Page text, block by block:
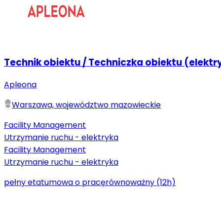
Technik obiektu / Techniczka obiektu
Apleona
Warszawa, województwo mazowieckie
Facility Management
Utrzymanie ruchu - elektryka
Facility Management
Utrzymanie ruchu - elektryka
pełny etatumowa o pracęrównoważny (12h)